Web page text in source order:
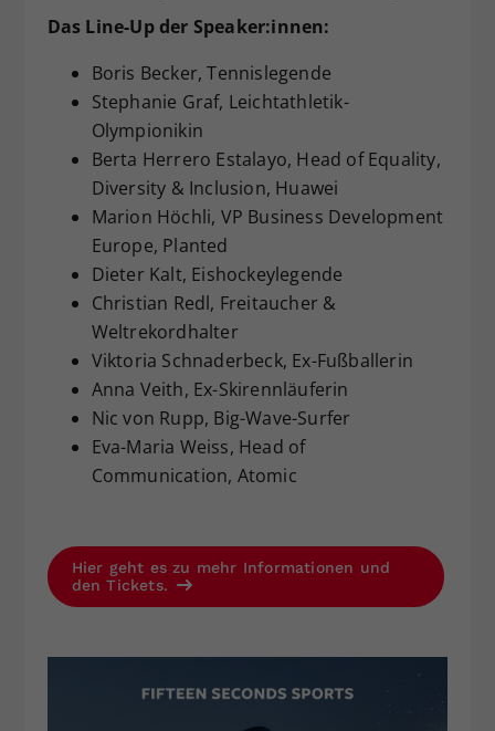
Das Line-Up der Speaker:innen:
Boris Becker, Tennislegende
Stephanie Graf, Leichtathletik-
Olympionikin
Berta Herrero Estalayo, Head of Equality,
Diversity & Inclusion, Huawei
Marion Höchli, VP Business Development
Europe, Planted
Dieter Kalt, Eishockeylegende
Christian Redl, Freitaucher &
Weltrekordhalter
Viktoria Schnaderbeck, Ex-Fußballerin
Anna Veith, Ex-Skirennläuferin
Nic von Rupp, Big-Wave-Surfer
Eva-Maria Weiss, Head of
Communication, Atomic
Hier geht es zu mehr Informationen und
den Tickets.